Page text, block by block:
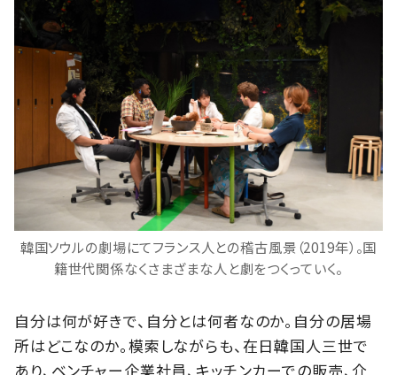
韓国ソウルの劇場にてフランス人との稽古風景（2019年）。国
籍世代関係なくさまざまな人と劇をつくっていく。
自分は何が好きで、自分とは何者なのか。自分の居場
所はどこなのか。模索しながらも、在日韓国人三世で
あり、ベンチャー企業社員、キッチンカーでの販売、介